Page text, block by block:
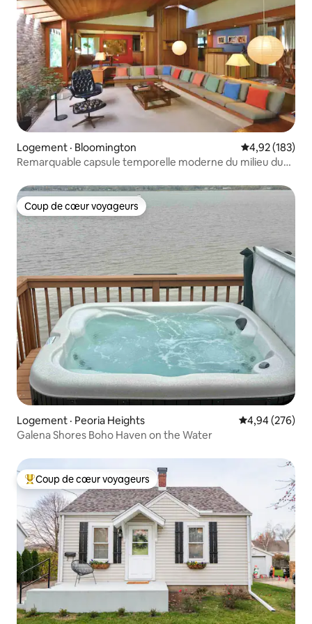
Logement · Bloomington Note
4,92 (183)
Remarquable capsule temporelle moderne du milieu du
Coup de cœur voyageurs
Coup de cœur voyageurs
Logement · Peoria Heights Note
4,94 (276)
Galena Shores Boho Haven on the Water
Coup de cœur voyageurs parmi les plus aimés
Coup de cœur voyageurs